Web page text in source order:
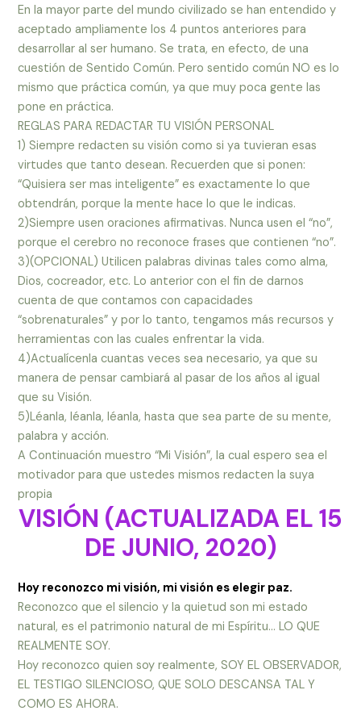
En la mayor parte del mundo civilizado se han entendido y
aceptado ampliamente los 4 puntos anteriores para
desarrollar al ser humano. Se trata, en efecto, de una
cuestión de Sentido Común. Pero sentido común NO es lo
mismo que práctica común, ya que muy poca gente las
pone en práctica.
REGLAS PARA REDACTAR TU VISIÓN PERSONAL
1) Siempre redacten su visión como si ya tuvieran esas
virtudes que tanto desean. Recuerden que si ponen:
“Quisiera ser mas inteligente” es exactamente lo que
obtendrán, porque la mente hace lo que le indicas.
2)Siempre usen oraciones afirmativas. Nunca usen el “no”,
porque el cerebro no reconoce frases que contienen “no”.
3)(OPCIONAL) Utilicen palabras divinas tales como alma,
Dios, cocreador, etc. Lo anterior con el fin de darnos
cuenta de que contamos con capacidades
“sobrenaturales” y por lo tanto, tengamos más recursos y
herramientas con las cuales enfrentar la vida.
4)Actualícenla cuantas veces sea necesario, ya que su
manera de pensar cambiará al pasar de los años al igual
que su Visión.
5)Léanla, léanla, léanla, hasta que sea parte de su mente,
palabra y acción.
A Continuación muestro “Mi Visión”, la cual espero sea el
motivador para que ustedes mismos redacten la suya
propia
VISIÓN (ACTUALIZADA EL 15
DE JUNIO, 2020)
Hoy reconozco mi visión, mi visión es elegir paz.
Reconozco que el silencio y la quietud son mi estado
natural, es el patrimonio natural de mi Espíritu… LO QUE
REALMENTE SOY.
Hoy reconozco quien soy realmente, SOY EL OBSERVADOR,
EL TESTIGO SILENCIOSO, QUE SOLO DESCANSA TAL Y
COMO ES AHORA.